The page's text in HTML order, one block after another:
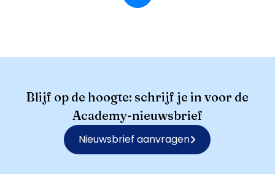
Blijf op de hoogte: schrijf je in voor de
Academy-nieuwsbrief
Nieuwsbrief aanvragen